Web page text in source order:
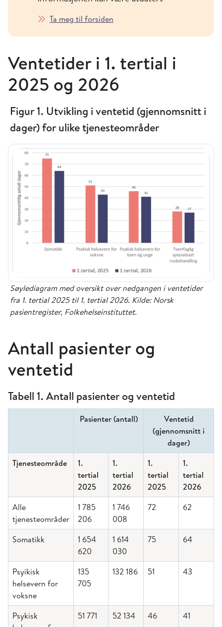
Ta meg til forsiden
Ventetider i 1. tertial i
2025 og 2026
Figur 1. Utvikling i ventetid (gjennomsnitt i
dager) for ulike tjenesteområder
Søylediagram med oversikt over nedgangen i ventetider
fra 1. tertial 2025 til 1. tertial 2026. Kilde: Norsk
pasientregister, Folkehelseinstituttet.
Antall pasienter og
ventetid
Tabell 1. Antall pasienter og ventetid
Pasienter (antall)
Ventetid
(gjennomsnitt i
dager)
Tjenesteområde
1.
tertial
2025
1.
tertial
2026
1.
tertial
2025
1.
tertial
2026
Alle
tjenesteområder
1 785
206
1 746
008
72 62
Somatikk
1 654
620
1 614
030
75 64
Psyikisk
helsevern for
voksne
135
705
132 186 51 43
Psykisk
51 771 52 134 46 41